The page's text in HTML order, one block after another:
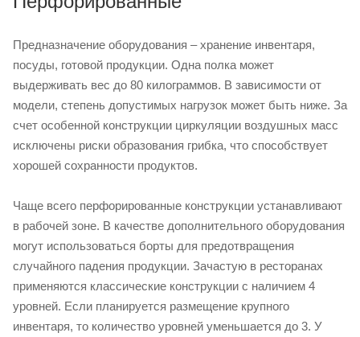
Предназначение оборудования – хранение инвентаря,
посуды, готовой продукции. Одна полка может
выдерживать вес до 80 килограммов. В зависимости от
модели, степень допустимых нагрузок может быть ниже. За
счет особенной конструкции циркуляции воздушных масс
исключены риски образования грибка, что способствует
хорошей сохранности продуктов.
Чаще всего перфорированные конструкции устанавливают
в рабочей зоне. В качестве дополнительного оборудования
могут использоваться борты для предотвращения
случайного падения продукции. Зачастую в ресторанах
применяются классические конструкции с наличием 4
уровней. Если планируется размещение крупного
инвентаря, то количество уровней уменьшается до 3. У